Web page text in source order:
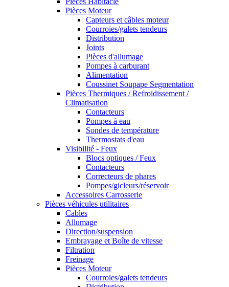
Pièces Moteur
Capteurs et câbles moteur
Courroies/galets tendeurs
Distribution
Joints
Pièces d'allumage
Pompes à carburant
Alimentation
Coussinet Soupape Segmentation
Pièces Thermiques / Refroidissement /
Climatisation
Contacteurs
Pompes à eau
Sondes de température
Thermostats d'eau
Visibilité - Feux
Blocs optiques / Feux
Contacteurs
Correcteurs de phares
Pompes/gicleurs/réservoir
Accessoires Carrosserie
Pièces véhicules utilitaires
Cables
Allumage
Direction/suspension
Embrayage et Boîte de vitesse
Filtration
Freinage
Pièces Moteur
Courroies/galets tendeurs